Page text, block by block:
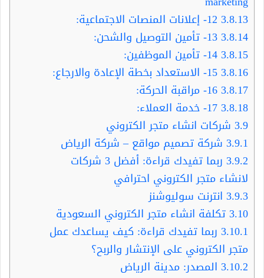
3.8.13
3.8.14
3.8.15
3.8.16
3.8.17
3.8.18
3.9 شركات انشاء متجر الكتروني
3.9.1 شركة تصميم مواقع – شركة الرياض
3.9.2
ربما تفيدك قراءة: أفضل 3 شركات
لانشاء متجر الكتروني احترافي
3.9.3 انترنت سوليوشنز
3.10تكلفة انشاء متجر الكتروني السعودية
3.10.1 ربما تفيدك قراءة: كيف يساعدك عمل
متجر الكتروني على الإنتشار والربح؟
3.10.2 المصدر: مدينة الرياض